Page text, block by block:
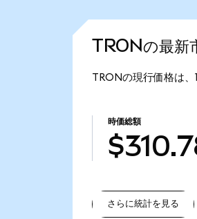
TRONの最新
TRONの現行価格は
時価総額
さらに統計を見る